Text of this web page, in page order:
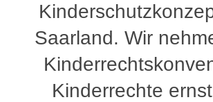
Saarland. Wir
Kinderrechte